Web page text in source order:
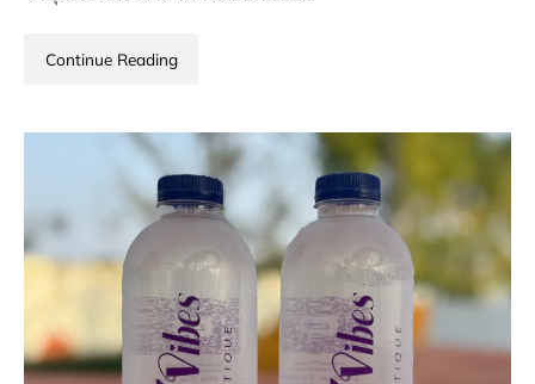
Continue Reading